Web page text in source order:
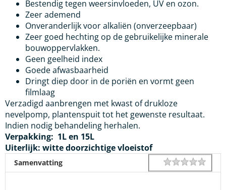
Bestendig tegen weersinvloeden, UV en ozon.
Zeer ademend
Onveranderlijk voor alkaliën (onverzeepbaar)
Zeer goed hechting op de gebruikelijke minerale
bouwoppervlakken.
Geen geelheid index
Goede afwasbaarheid
Dringt diep door in de poriën en vormt geen
filmlaag
Verzadigd aanbrengen met kwast of drukloze
nevelpomp, plantenspuit tot het gewenste resultaat.
Indien nodig behandeling herhalen.
Verpakking: 1L en 15L
Uiterlijk: witte doorzichtige vloeistof
Samenvatting Rating 1 star
2
3
4
5